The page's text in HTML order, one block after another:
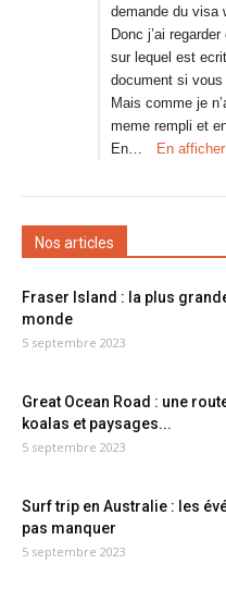
demande du visa
Donc j’ai
sur lequel est
document si
Mais comme je
meme rempli et
En…
En
Nos articles
Fraser Island : la plus
monde
5 septembre 2023
Great Ocean Road : une
koalas et paysages...
5 septembre 2023
Surf trip en Australie : les
pas manquer
5 septembre 2023